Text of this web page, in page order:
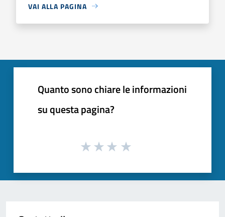
VAI ALLA PAGINA
Quanto sono chiare le informazioni
su questa pagina?